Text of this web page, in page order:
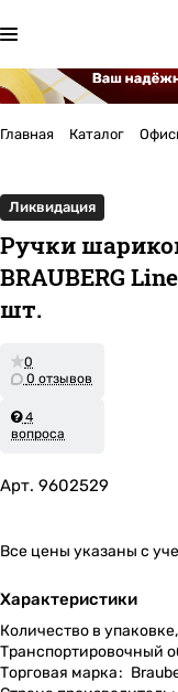
Главная Каталог
Ликвидация
Ручки
BRAUBERG
шт.
0
0 отзывов
4
вопроса
Арт. 9602529
Все цены указаны с
Характеристики
Количество в
Транспортировочный
Торговая марка: